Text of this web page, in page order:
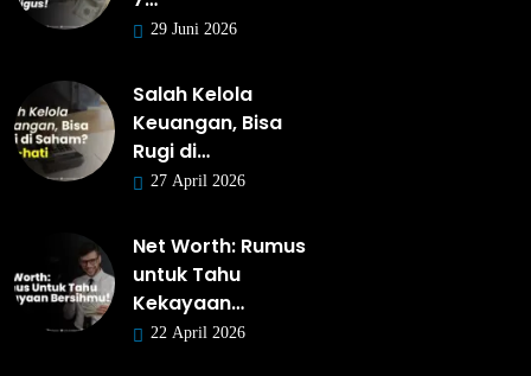
29 Juni 2026
Salah Kelola
Keuangan, Bisa
Rugi di…
27 April 2026
Net Worth: Rumus
untuk Tahu
Kekayaan…
22 April 2026